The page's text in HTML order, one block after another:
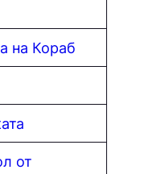
на Кораб
от